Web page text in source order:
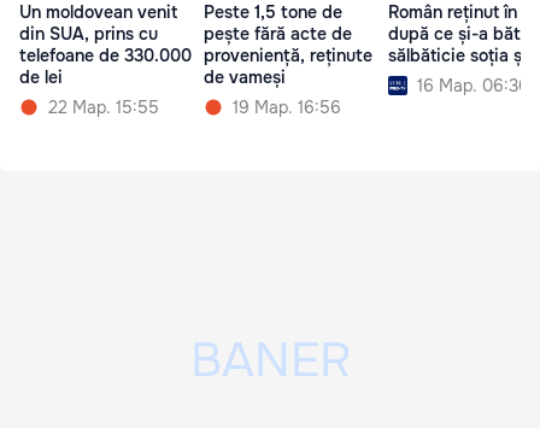
Un moldovean venit
din SUA, prins cu
telefoane de 330.000
de lei
22 Мар. 15:55
Peste 1,5 tone de
pește fără acte de
proveniență, reținute
de vameși
19 Мар. 16:56
Român reținut în
după ce și-a bătut
sălbăticie soția și
16 Мар. 06:30